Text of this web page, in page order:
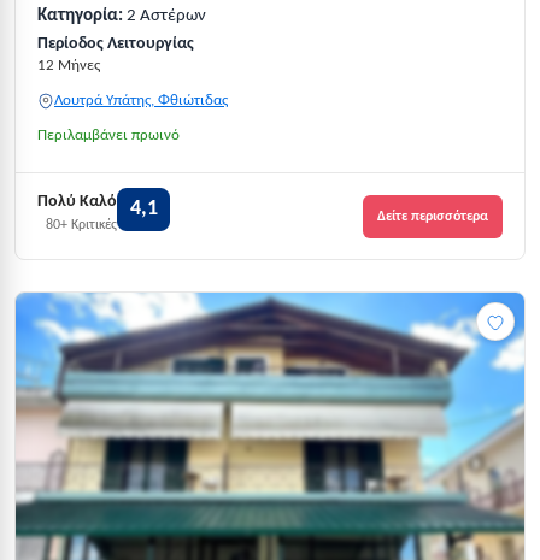
Κατηγορία: 2 Αστέρων
Περίοδος Λειτουργίας
12 Μήνες
Λουτρά Υπάτης, Φθιώτιδας
Περιλαμβάνει πρωινό
Πολύ Καλό
80+ Κριτικές
4,1 Δείτε περισσότερα